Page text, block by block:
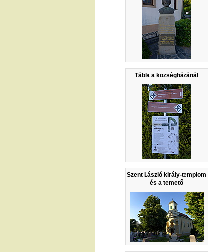
Tábla a községházánál
Szent László király-templom
és a temető